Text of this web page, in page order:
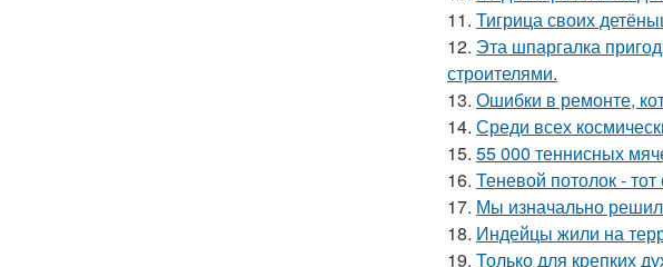
11. Тигрица своих
12. Эта шпаргалка
строителями.
13. Ошибки в ремонте,
14. Среди всех
15. 55 000 теннисных
16. Теневой потолок -
17. Мы изначально
18. Индейцы жили на
19. Только для крепких